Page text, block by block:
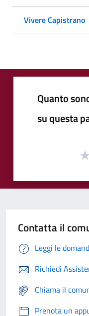
Vivere Capistrano
Quanto
su questa
Contatta il
Leggi le
Richiedi
Chiama il
Prenota un